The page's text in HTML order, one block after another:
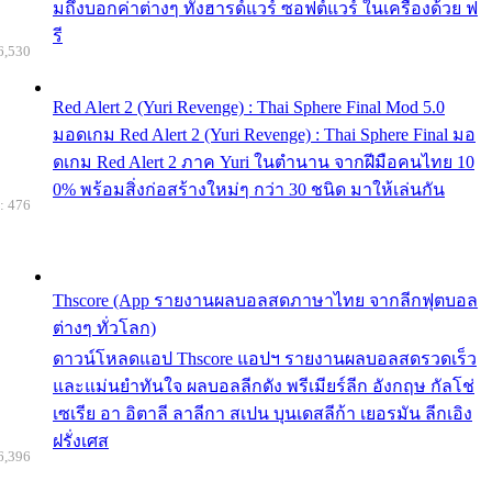
มถึงบอกค่าต่างๆ ทั้งฮารด์แวร์ ซอฟต์แวร์ ในเครื่องด้วย ฟ
รี
Red Alert 2 (Yuri Revenge) : Thai Sphere Final Mod 5.0
มอดเกม Red Alert 2 (Yuri Revenge) : Thai Sphere Final มอ
ดเกม Red Alert 2 ภาค Yuri ในตำนาน จากฝีมือคนไทย 10
0% พร้อมสิ่งก่อสร้างใหม่ๆ กว่า 30 ชนิด มาให้เล่นกัน
Thscore (App รายงานผลบอลสดภาษาไทย จากลีกฟุตบอล
ต่างๆ ทั่วโลก)
ดาวน์โหลดแอป Thscore แอปฯ รายงานผลบอลสดรวดเร็ว
และแม่นยำทันใจ ผลบอลลีกดัง พรีเมียร์ลีก อังกฤษ กัลโช่
เซเรีย อา อิตาลี ลาลีกา สเปน บุนเดสลีก้า เยอรมัน ลีกเอิง
ฝรั่งเศส
476